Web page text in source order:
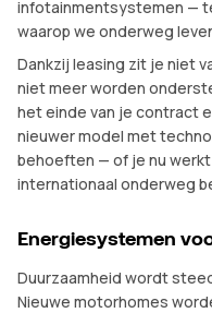
infotainmentsystemen —
waarop we onderweg
Dankzij leasing zit je niet
niet meer worden
het einde van je contract
nieuwer model met
behoeften — of je nu
internationaal onderweg
Energiesystemen
Duurzaamheid wordt
Nieuwe motorhomes